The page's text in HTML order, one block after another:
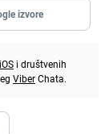
izvore
iOS i društvenih
ViberChata.